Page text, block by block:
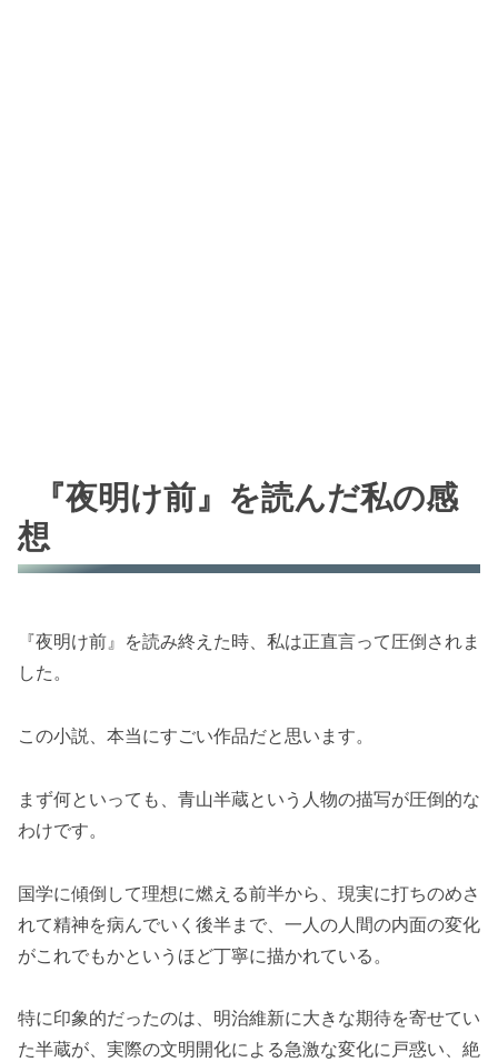
『夜明け前』を読んだ私の感
想
『夜明け前』を読み終えた時、私は正直言って圧倒されま
した。
この小説、本当にすごい作品だと思います。
まず何といっても、青山半蔵という人物の描写が圧倒的な
わけです。
国学に傾倒して理想に燃える前半から、現実に打ちのめさ
れて精神を病んでいく後半まで、一人の人間の内面の変化
がこれでもかというほど丁寧に描かれている。
特に印象的だったのは、明治維新に大きな期待を寄せてい
た半蔵が、実際の文明開化による急激な変化に戸惑い、絶